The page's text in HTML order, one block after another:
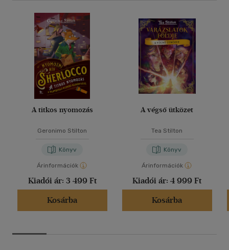
A titkos nyomozás
Geronimo Stilton
Könyv
Árinformációk
Kiadói ár: 3 499 Ft
Kosárba
A végső ütközet
Tea Stilton
Könyv
Árinformációk
Kiadói ár: 4 999 Ft
Kosárba